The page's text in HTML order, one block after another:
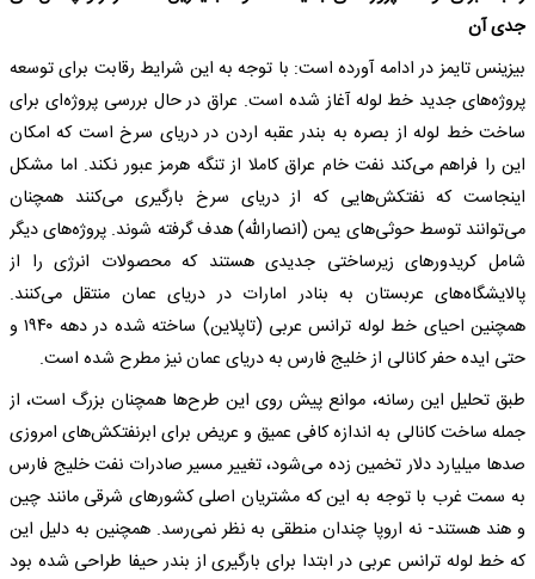
جدی آن
بیزینس تایمز در ادامه آورده است: با توجه به این شرایط رقابت برای توسعه
پروژه‌های جدید خط لوله آغاز شده است. عراق در حال بررسی پروژه‌ای برای
ساخت خط لوله از بصره به بندر عقبه اردن در دریای سرخ است که امکان
این را فراهم می‌کند نفت خام عراق کاملا از تنگه هرمز عبور نکند. اما مشکل
اینجاست که نفتکش‌هایی که از دریای سرخ بارگیری می‌کنند همچنان
می‌توانند توسط حوثی‌های یمن (انصارالله) هدف گرفته شوند. پروژه‌های دیگر
شامل کریدورهای زیرساختی جدیدی هستند که محصولات انرژی را از
پالایشگاه‌های عربستان به بنادر امارات در دریای عمان منتقل می‌کنند.
همچنین احیای خط لوله ترانس عربی (تاپلاین) ساخته شده در دهه ۱۹۴۰ و
حتی ایده حفر کانالی از خلیج فارس به دریای عمان نیز مطرح شده است.
طبق تحلیل این رسانه، موانع پیش روی این طرح‌ها همچنان بزرگ است، از
جمله ساخت کانالی به اندازه کافی عمیق و عریض برای ابرنفتکش‌های امروزی
صدها میلیارد دلار تخمین زده می‌شود، تغییر مسیر صادرات نفت خلیج فارس
به سمت غرب با توجه به این که مشتریان اصلی کشورهای شرقی مانند چین
و هند هستند- نه اروپا چندان منطقی به نظر نمی‌رسد. همچنین به دلیل این
که خط لوله ترانس عربی در ابتدا برای بارگیری از بندر حیفا طراحی شده بود